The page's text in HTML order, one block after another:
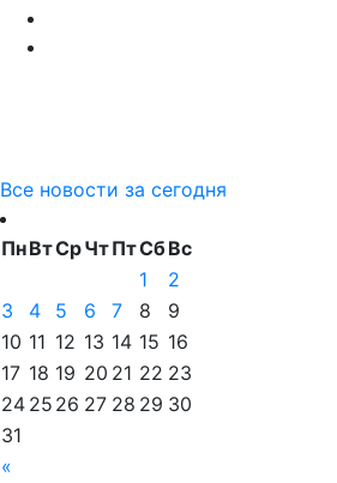
Все новости за сегодня
ПнВтСрЧтПтСбВс
«
1
2
3
4 5 6 7 8
9
10 11 12 13 14 15 16
17 18 19 20 21 22 23
24 25 26 27 28 29 30
31